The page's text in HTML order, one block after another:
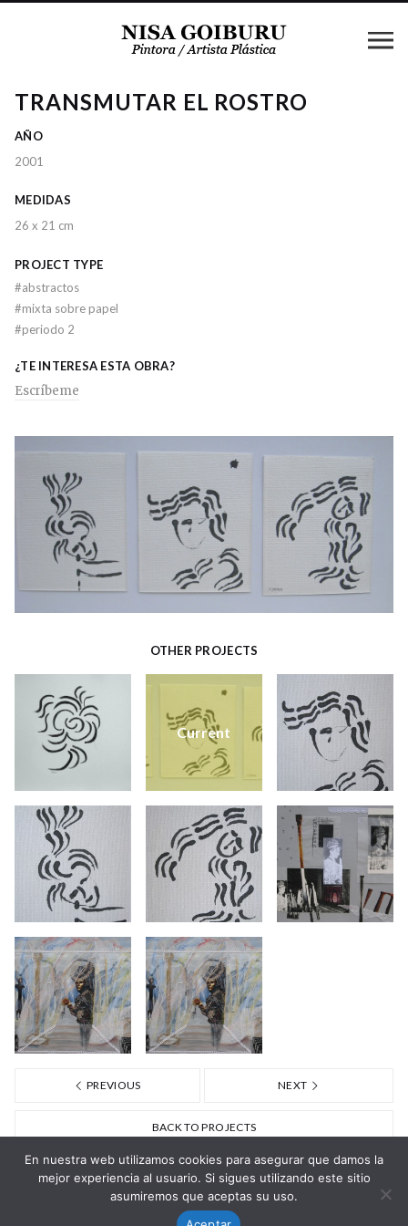
OTHER PROJECTS
Current
PREVIOUS NEXT
BACK TO PROJECTS
TRANSMUTAR EL ROSTRO
AÑO
2001
MEDIDAS
26 x 21 cm
PROJECT TYPE
#abstractos
#mixta sobre papel
#periodo 2
¿TE INTERESA ESTA OBRA?
Escríbeme
En nuestra web utilizamos cookies para asegurar que damos la
mejor experiencia al usuario. Si sigues utilizando este sitio
asumiremos que aceptas su uso.